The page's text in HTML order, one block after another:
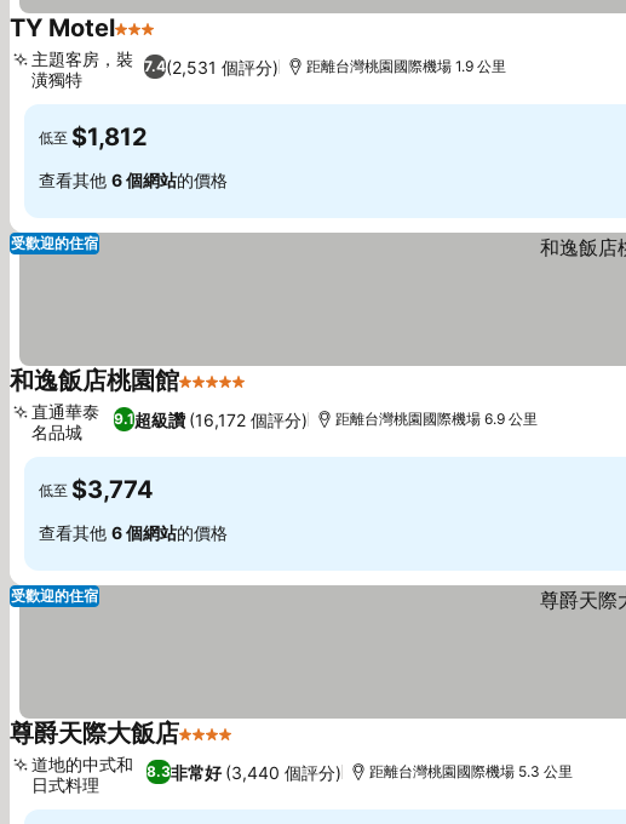
TY Motel3 星級
7.4(2,531 個評分)
主題客房，裝
潢獨特
距離台灣桃園國際機場 1.9 公里
低至 $1,812
查看其他 6 個網站的價格
受歡迎的住宿
和逸飯店桃園館5 星級
9.1超級讚 (16,172 個評分)
直通華泰
名品城
距離台灣桃園國際機場 6.9 公里
低至 $3,774
查看其他 6 個網站的價格
受歡迎的住宿
尊爵天際大飯店4 星級
8.3非常好 (3,440 個評分)
道地的中式和
日式料理
距離台灣桃園國際機場 5.3 公里